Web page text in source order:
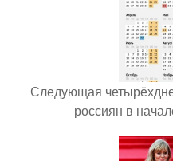
Следующая
россиян в